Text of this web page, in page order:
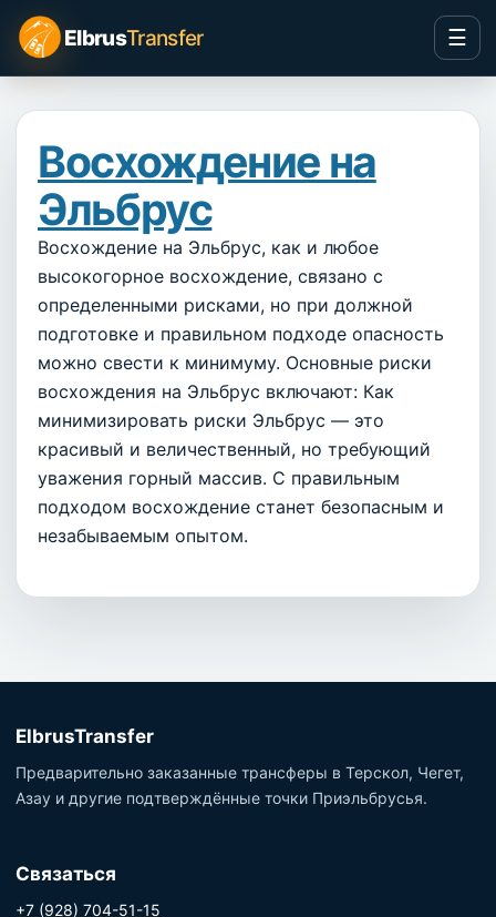
Перейти к содержимому
ElbrusTransfer ☰
Восхождение на
Эльбрус
Восхождение на Эльбрус, как и любое
высокогорное восхождение, связано с
определенными рисками, но при должной
подготовке и правильном подходе опасность
можно свести к минимуму. Основные риски
восхождения на Эльбрус включают: Как
минимизировать риски Эльбрус — это
красивый и величественный, но требующий
уважения горный массив. С правильным
подходом восхождение станет безопасным и
незабываемым опытом.
ElbrusTransfer
Предварительно заказанные трансферы в Терскол, Чегет,
Азау и другие подтверждённые точки Приэльбрусья.
Связаться
+7 (928) 704-51-15